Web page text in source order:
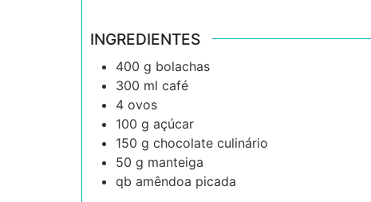
INGREDIENTES
400 g bolachas
300 ml café
4 ovos
100 g açúcar
150 g chocolate culinário
50 g manteiga
qb amêndoa picada